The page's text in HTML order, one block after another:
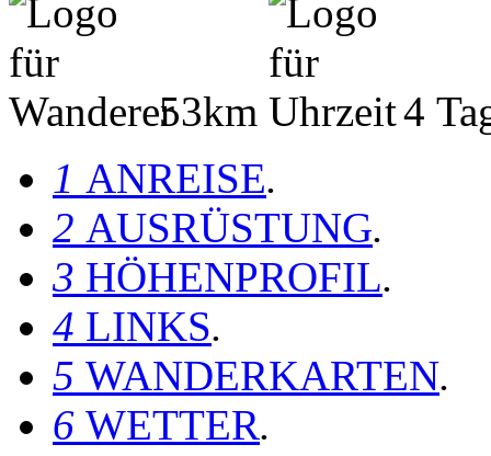
53km
4
1 ANREISE.
2 AUSRÜSTUNG.
3 HÖHENPROFIL.
4 LINKS.
5 WANDERKARTEN.
6 WETTER.